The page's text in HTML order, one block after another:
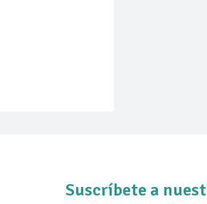
Suscríbete a